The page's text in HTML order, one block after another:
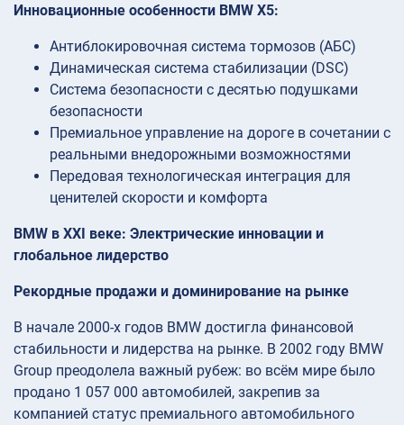
Инновационные особенности BMW X5:
Антиблокировочная система тормозов (АБС)
Динамическая система стабилизации (DSC)
Система безопасности с десятью подушками
безопасности
Премиальное управление на дороге в сочетании с
реальными внедорожными возможностями
Передовая технологическая интеграция для
ценителей скорости и комфорта
BMW в XXI веке: Электрические инновации и
глобальное лидерство
Рекордные продажи и доминирование на рынке
В начале 2000-х годов BMW достигла финансовой
стабильности и лидерства на рынке. В 2002 году BMW
Group преодолела важный рубеж: во всём мире было
продано 1 057 000 автомобилей, закрепив за
компанией статус премиального автомобильного